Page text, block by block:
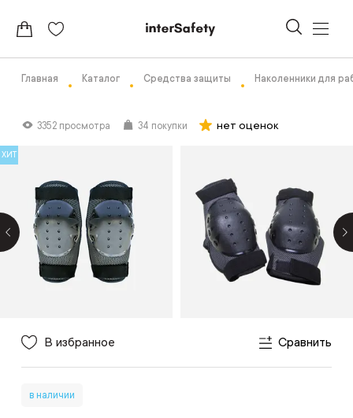
Главная Каталог Средства защиты Наколенники для
3352 просмотра 34 покупки нет оценок
ХИТ
В избранное Сравнить
в наличии